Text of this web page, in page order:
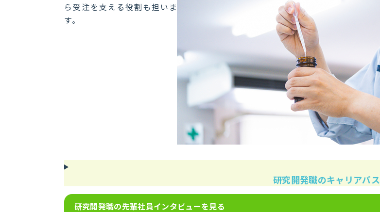
ら受注を支える役割も担いま
す。
研究開発職のキャリアパス
研究開発職の先輩社員インタビューを見る